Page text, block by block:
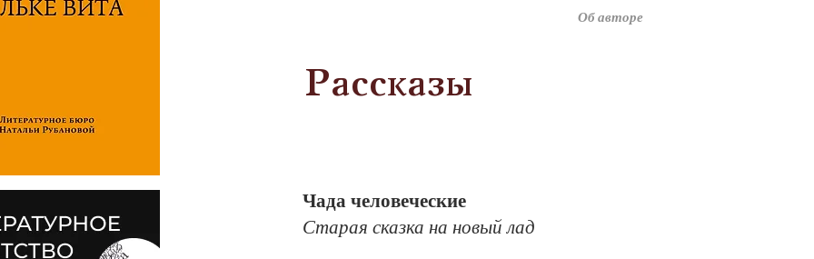
Об авторе
Рассказы
Ча­да че­ло­ве­чес­кие
Ста­рая сказ­ка на но­вый лад